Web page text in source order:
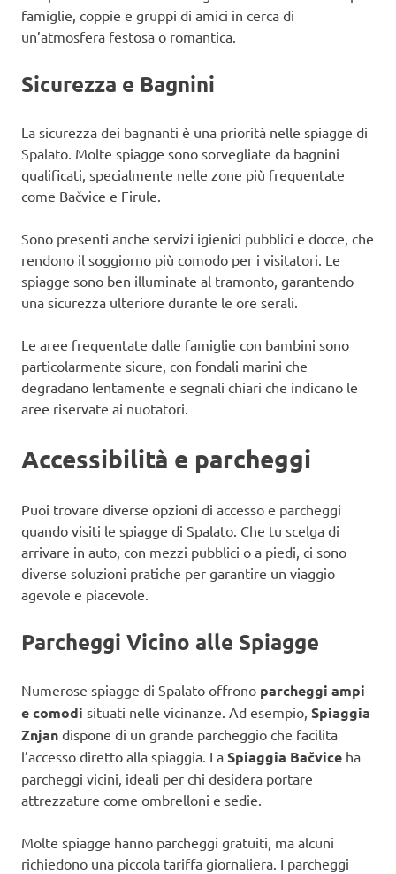
famiglie, coppie e gruppi di amici in cerca di
un’atmosfera festosa o romantica.
Sicurezza e Bagnini
La sicurezza dei bagnanti è una priorità nelle spiagge di
Spalato. Molte spiagge sono sorvegliate da bagnini
qualificati, specialmente nelle zone più frequentate
come Bačvice e Firule.
Sono presenti anche servizi igienici pubblici e docce, che
rendono il soggiorno più comodo per i visitatori. Le
spiagge sono ben illuminate al tramonto, garantendo
una sicurezza ulteriore durante le ore serali.
Le aree frequentate dalle famiglie con bambini sono
particolarmente sicure, con fondali marini che
degradano lentamente e segnali chiari che indicano le
aree riservate ai nuotatori.
Accessibilità e parcheggi
Puoi trovare diverse opzioni di accesso e parcheggi
quando visiti le spiagge di Spalato. Che tu scelga di
arrivare in auto, con mezzi pubblici o a piedi, ci sono
diverse soluzioni pratiche per garantire un viaggio
agevole e piacevole.
Parcheggi Vicino alle Spiagge
Numerose spiagge di Spalato offrono parcheggi ampi
e comodi situati nelle vicinanze. Ad esempio, Spiaggia
Znjan dispone di un grande parcheggio che facilita
l’accesso diretto alla spiaggia. La Spiaggia Bačvice ha
parcheggi vicini, ideali per chi desidera portare
attrezzature come ombrelloni e sedie.
Molte spiagge hanno parcheggi gratuiti, ma alcuni
richiedono una piccola tariffa giornaliera. I parcheggi